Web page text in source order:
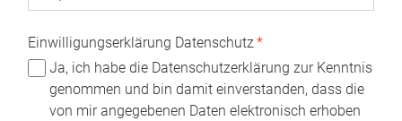
Einwilligungserklärung Datenschutz*
Ja, ich habe die Datenschutzerklärung zur Kenntnis
genommen und bin damit einverstanden, dass die
von mir angegebenen Daten elektronisch erhoben